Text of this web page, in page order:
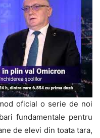
oficial o serie de noi
fundamentale pentru
de elevi din toata tara,